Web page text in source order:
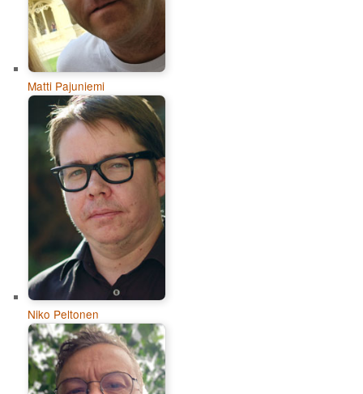
Matti Pajuniemi
Niko Peltonen